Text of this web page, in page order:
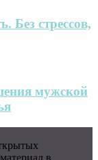
Без стрессов,
мужской
в